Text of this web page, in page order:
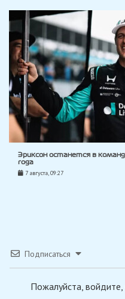
Эриксон останется в
года
7 августа, 09:27
Подписаться
Пожалуйста,